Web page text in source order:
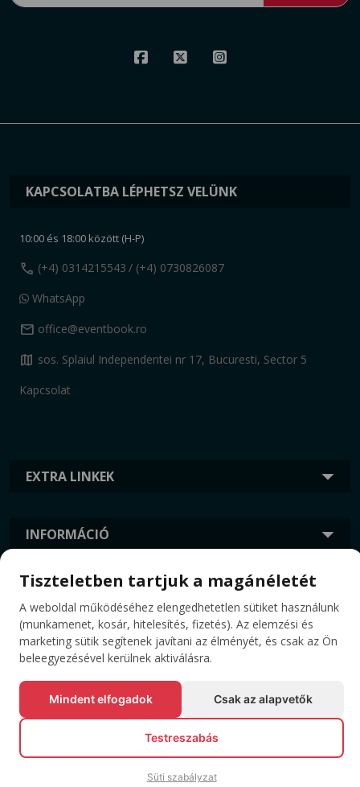
EXTRA LINKEK
INFORMÁCIÓ
KAPCSOLATBA LÉPHETSZ VELÜNK
10:00 és 18:00 között (H-P)
call (+4) 0314215543 / (+4) 0730826087
WhatsApp
mail office@eventbook.ro
map sos. Splaiul Independentei nr 17, Bucuresti, Sector 5
Kapcsolat
CÍMKÉK
© Minden jog fenntartva EVENTBOOK SRL.
Tiszteletben tartjuk a magánéletét
A weboldal működéséhez elengedhetetlen sütiket használunk
(munkamenet, kosár, hitelesítés, fizetés). Az elemzési és
marketing sütik segítenek javítani az élményét, és csak az Ön
beleegyezésével kerülnek aktiválásra.
Mindent elfogadok Csak az alapvetők
Testreszabás
Süti szabályzat